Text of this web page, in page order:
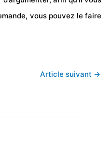
vous pouvez le faire
Article suivant →